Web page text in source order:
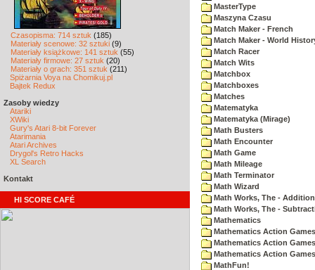
Czasopisma: 714 sztuk (185)
Materiały scenowe: 32 sztuki (9)
Materiały książkowe: 141 sztuk (55)
Materiały firmowe: 27 sztuk (20)
Materiały o grach: 351 sztuk (211)
Spiżarnia Voya na Chomikuj.pl
Bajtek Redux
Zasoby wiedzy
Atariki
XWiki
Gury's Atari 8-bit Forever
Atarimania
Atari Archives
Drygol's Retro Hacks
XL Search
Kontakt
HI SCORE CAFÉ
MasterType
Maszyna Czasu
Match Maker - French
Match Maker - World
Match Racer
Match Wits
Matchbox
Matchboxes
Matches
Matematyka
Matematyka (Mirage)
Math Busters
Math Encounter
Math Game
Math Mileage
Math Terminator
Math Wizard
Math Works, The - Addition
Math Works, The -
Mathematics
Mathematics Action
Mathematics Action
Mathematics Action
MathFun!